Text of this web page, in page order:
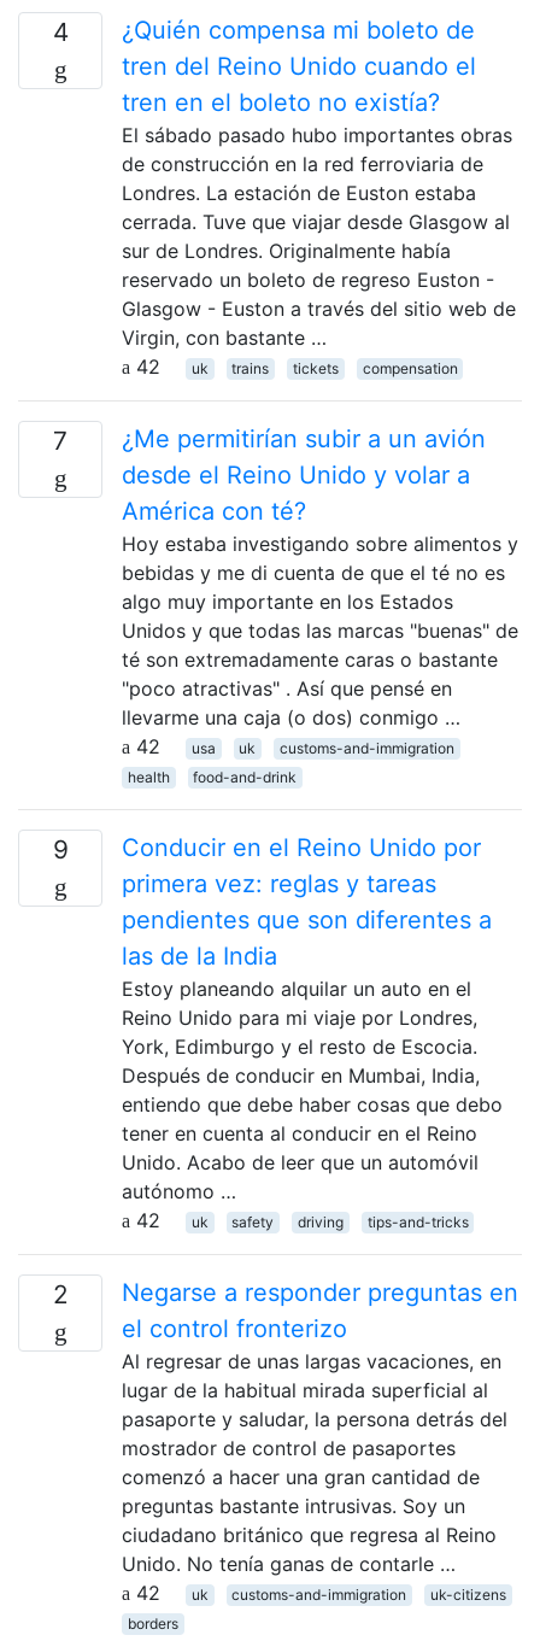
4
¿Quién compensa mi boleto de
tren del Reino Unido cuando el
tren en el boleto no existía?
El sábado pasado hubo importantes obras
de construcción en la red ferroviaria de
Londres. La estación de Euston estaba
cerrada. Tuve que viajar desde Glasgow al
sur de Londres. Originalmente había
reservado un boleto de regreso Euston -
Glasgow - Euston a través del sitio web de
Virgin, con bastante …
42
uk trains tickets compensation
7
¿Me permitirían subir a un avión
desde el Reino Unido y volar a
América con té?
Hoy estaba investigando sobre alimentos y
bebidas y me di cuenta de que el té no es
algo muy importante en los Estados
Unidos y que todas las marcas "buenas" de
té son extremadamente caras o bastante
"poco atractivas" . Así que pensé en
llevarme una caja (o dos) conmigo …
42
usa uk
customs-and-immigration
health
food-and-drink
9
Conducir en el Reino Unido por
primera vez: reglas y tareas
pendientes que son diferentes a
las de la India
Estoy planeando alquilar un auto en el
Reino Unido para mi viaje por Londres,
York, Edimburgo y el resto de Escocia.
Después de conducir en Mumbai, India,
entiendo que debe haber cosas que debo
tener en cuenta al conducir en el Reino
Unido. Acabo de leer que un automóvil
autónomo …
42
uk safety driving tips-and-tricks
2
Negarse a responder preguntas en
el control fronterizo
Al regresar de unas largas vacaciones, en
lugar de la habitual mirada superficial al
pasaporte y saludar, la persona detrás del
mostrador de control de pasaportes
comenzó a hacer una gran cantidad de
preguntas bastante intrusivas. Soy un
ciudadano británico que regresa al Reino
Unido. No tenía ganas de contarle …
42
uk customs-and-immigration
uk-citizens
borders